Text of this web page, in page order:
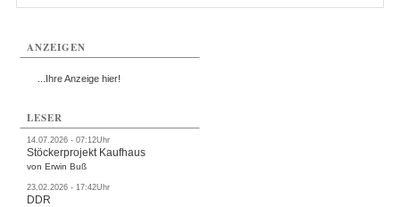
ANZEIGEN
...Ihre Anzeige hier!
LESER
14.07.2026 - 07:12Uhr
Stöckerprojekt Kaufhaus
von Erwin Buß
23.02.2026 - 17:42Uhr
DDR